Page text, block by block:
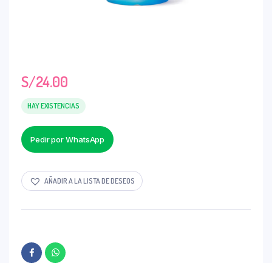
S/24.00
HAY EXISTENCIAS
Pedir por WhatsApp
AÑADIR A LA LISTA DE DESEOS